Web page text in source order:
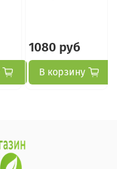
1080 руб
В корзину